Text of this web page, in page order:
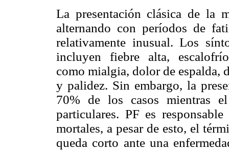
La presentación clásica de la
alternando con períodos de
relativamente inusual. Los
incluyen fiebre alta,
como mialgia, dolor de espalda,
y palidez. Sin embargo, la
70% de los casos mientras
particulares. PF es
mortales, a pesar de esto, el
queda corto ante una